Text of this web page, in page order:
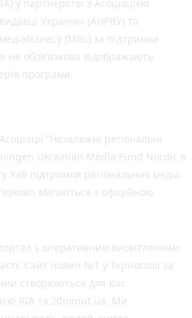
у партнерстві з Асоціацією
України» (АНРВУ) та
(MBL) за підтримки
не обов’язково відображають
програми.
“Незалежні регіональні
Ukrainian Media Fund Nordic в
Хаб підтримки регіональних медіа.
збігаються з офіційною
з оперативним висвітленням
Сайт новин №1 у Тернополі за
створюються для Вас
RIA та 20minut.ua. Ми